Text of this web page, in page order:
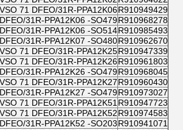
R910949429
71 DFEO/31R-PPA12K06
R910968278
31R-PPA12K06 -SO479
R910985493
31R-PPA12K06 -SO514
R910962670
31R-PPA12K07 -SO480
R910947339
71 DFEO/31R-PPA12K25
R910961803
71 DFEO/31R-PPA12K26
R910968045
31R-PPA12K26 -SO479
R910960430
71 DFEO/31R-PPA12K27
R910973027
31R-PPA12K27 -SO479
R910947723
71 DFEO/31R-PPA12K51
R910974583
71 DFEO/31R-PPA12K52
R910941071
31R-PPA12K52 -SO203